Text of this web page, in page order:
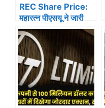
REC Share Price:
महारत्न पीएसयू ने जारी
किए ज़बरदस्त तिमाही
नतीजे, 9.3% बढ़ा
मुनाफा, डिविडेंड का किया
ऐलान…